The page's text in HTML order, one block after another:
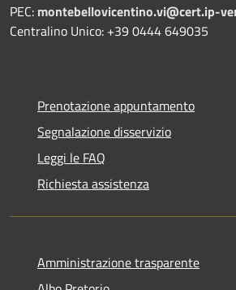
PEC: montebellovicentino.vi@cert.ip-
Centralino Unico: +39 0444 649035
Prenotazione appuntamento
Segnalazione disservizio
Leggi le FAQ
Richiesta assistenza
Amministrazione trasparente